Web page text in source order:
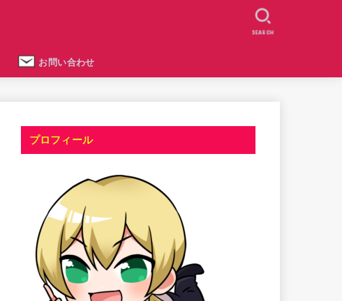
お問い合わせ
SEARCH
プロフィール